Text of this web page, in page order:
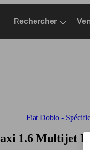
Rechercher
Fiat Doblo -
1.6 Multijet II